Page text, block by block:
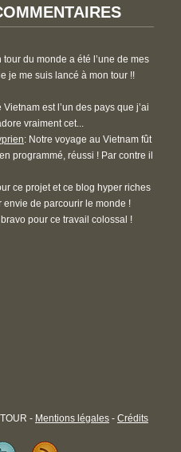
tour du monde a été l’une de mes
je me suis lancé à mon tour !!
Vietnam est l’un des pays que j’ai
vraiment cet...
: Notre voyage au Vietnam fût
programmé, réussi ! Par contre il
ce projet et ce blog hyper riches
envie de parcourir le monde !
pour ce travail colossal !
- Mentions légales - Crédits